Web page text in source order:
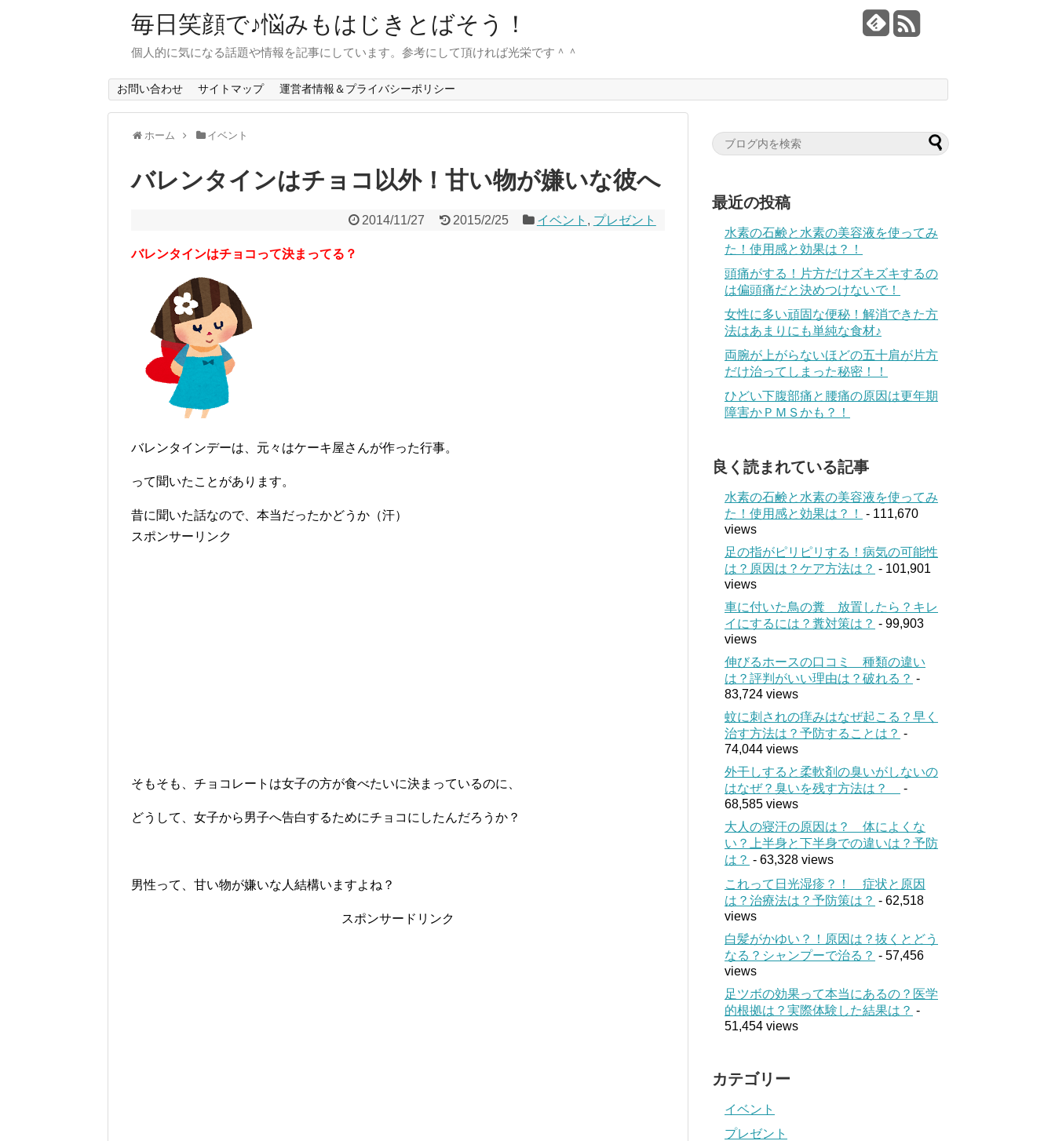
毎日笑顔で♪悩みもはじきとばそう！
個人的に気になる話題や情報を記事にしています。参考にして頂ければ光栄です＾＾
お問い合わせ サイトマップ 運営者情報＆プライバシーポリシー
ホーム イベント
バレンタインはチョコ以外！甘い物が嫌いな彼へ
2014/11/27 2015/2/25 イベント , プレゼント
バレンタインはチョコって決まってる？
バレンタインデーは、元々はケーキ屋さんが作った行事。
って聞いたことがあります。
昔に聞いた話なので、本当だったかどうか（汗）
スポンサーリンク
そもそも、チョコレートは女子の方が食べたいに決まっているのに、
どうして、女子から男子へ告白するためにチョコにしたんだろうか？
男性って、甘い物が嫌いな人結構いますよね？
スポンサードリンク
最近の投稿
水素の石鹸と水素の美容液を使ってみ
た！使用感と効果は？！
頭痛がする！片方だけズキズキするの
は偏頭痛だと決めつけないで！
女性に多い頑固な便秘！解消できた方
法はあまりにも単純な食材♪
両腕が上がらないほどの五十肩が片方
だけ治ってしまった秘密！！
ひどい下腹部痛と腰痛の原因は更年期
障害かＰＭＳかも？！
良く読まれている記事
水素の石鹸と水素の美容液を使ってみ
た！使用感と効果は？！
- 111,670
views
足の指がピリピリする！病気の可能性
は？原因は？ケア方法は？ - 101,901
views
車に付いた鳥の糞 放置したら？キレ
イにするには？糞対策は？ - 99,903
views
伸びるホースの口コミ 種類の違い
は？評判がいい理由は？破れる？ -
83,724 views
蚊に刺されの痒みはなぜ起こる？早く
治す方法は？予防することは？ -
74,044 views
外干しすると柔軟剤の臭いがしないの
はなぜ？臭いを残す方法は？
-
68,585 views
大人の寝汗の原因は？ 体によくな
い？上半身と下半身での違いは？予防
は？ - 63,328 views
これって日光湿疹？！ 症状と原因
は？治療法は？予防策は？ - 62,518
views
白髪がかゆい？！原因は？抜くとどう
なる？シャンプーで治る？ - 57,456
views
足ツボの効果って本当にあるの？医学
的根拠は？実際体験した結果は？ -
51,454 views
カテゴリー
イベント
プレゼント